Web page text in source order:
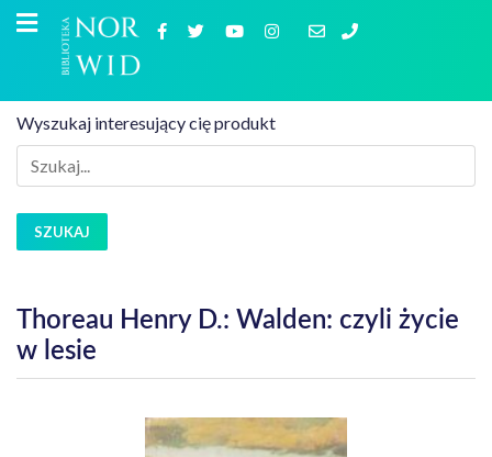
Wyszukaj interesujący cię produkt
SZUKAJ
Thoreau Henry D.: Walden: czyli życie
w lesie